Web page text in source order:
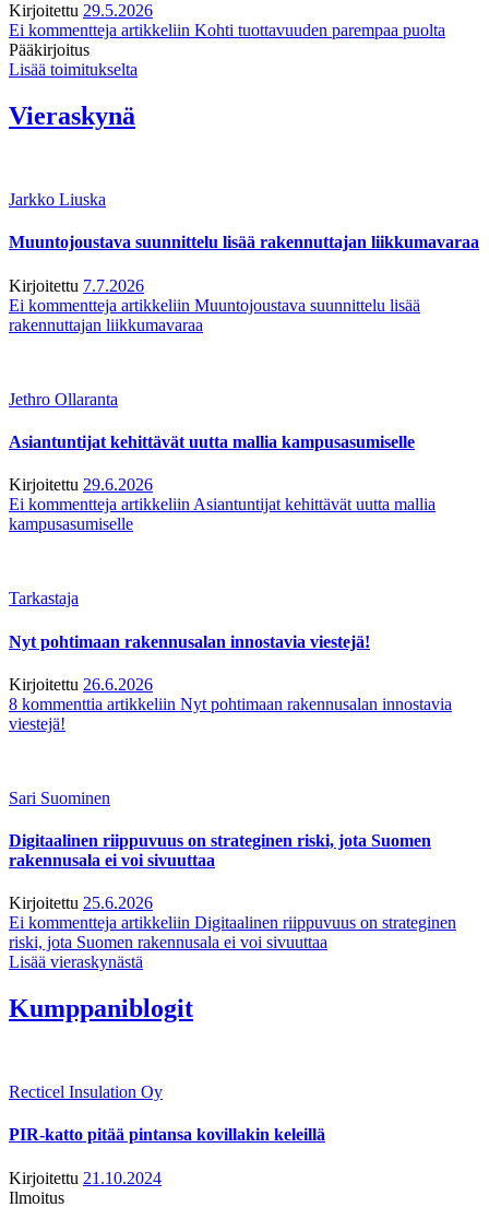
Kirjoitettu 29.5.2026
Ei kommentteja artikkeliin Kohti tuottavuuden parempaa puolta
Pääkirjoitus
Lisää toimitukselta
Vieraskynä
Jarkko Liuska
Muuntojoustava suunnittelu lisää rakennuttajan liikkumavaraa
Kirjoitettu 7.7.2026
Ei kommentteja artikkeliin Muuntojoustava suunnittelu lisää
rakennuttajan liikkumavaraa
Jethro Ollaranta
Asiantuntijat kehittävät uutta mallia kampusasumiselle
Kirjoitettu 29.6.2026
Ei kommentteja artikkeliin Asiantuntijat kehittävät uutta mallia
kampusasumiselle
Tarkastaja
Nyt pohtimaan rakennusalan innostavia viestejä!
Kirjoitettu 26.6.2026
8 kommenttia artikkeliin Nyt pohtimaan rakennusalan innostavia
viestejä!
Sari Suominen
Digitaalinen riippuvuus on strateginen riski, jota Suomen
rakennusala ei voi sivuuttaa
Kirjoitettu 25.6.2026
Ei kommentteja artikkeliin Digitaalinen riippuvuus on strateginen
riski, jota Suomen rakennusala ei voi sivuuttaa
Lisää vieraskynästä
Kumppaniblogit
Recticel Insulation Oy
PIR-katto pitää pintansa kovillakin keleillä
Kirjoitettu 21.10.2024
Ilmoitus